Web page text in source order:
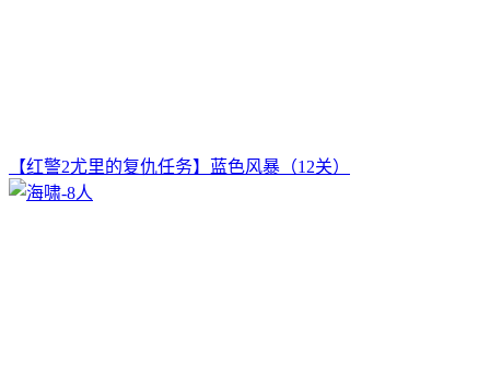
【红警2尤里的复仇任务】蓝色风暴（12关）